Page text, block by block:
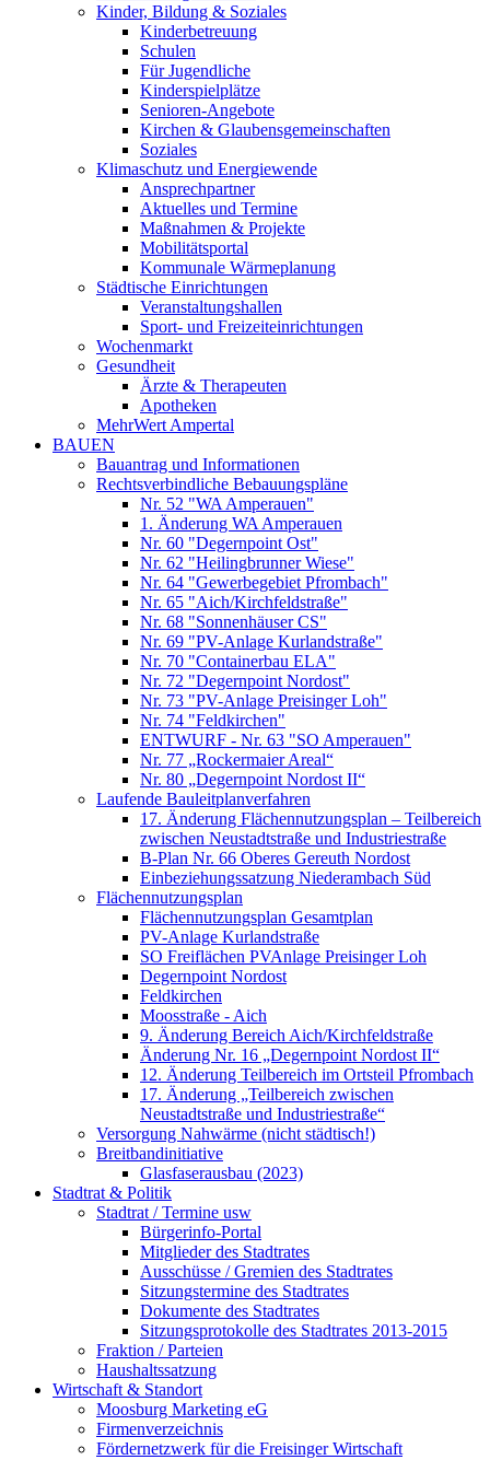
Kinder, Bildung & Soziales
Kinderbetreuung
Schulen
Für Jugendliche
Kinderspielplätze
Senioren-Angebote
Kirchen & Glaubensgemeinschaften
Soziales
Klimaschutz und Energiewende
Ansprechpartner
Aktuelles und Termine
Maßnahmen & Projekte
Mobilitätsportal
Kommunale Wärmeplanung
Städtische Einrichtungen
Veranstaltungshallen
Sport- und Freizeiteinrichtungen
Wochenmarkt
Gesundheit
Ärzte & Therapeuten
Apotheken
MehrWert Ampertal
BAUEN
Bauantrag und Informationen
Rechtsverbindliche Bebauungspläne
Nr. 52 "WA Amperauen"
1. Änderung WA Amperauen
Nr. 60 "Degernpoint Ost"
Nr. 62 "Heilingbrunner Wiese"
Nr. 64 "Gewerbegebiet Pfrombach"
Nr. 65 "Aich/Kirchfeldstraße"
Nr. 68 "Sonnenhäuser CS"
Nr. 69 "PV-Anlage Kurlandstraße"
Nr. 70 "Containerbau ELA"
Nr. 72 "Degernpoint Nordost"
Nr. 73 "PV-Anlage Preisinger Loh"
Nr. 74 "Feldkirchen"
ENTWURF - Nr. 63 "SO Amperauen"
Nr. 77 „Rockermaier Areal“
Nr. 80 „Degernpoint Nordost II“
Laufende Bauleitplanverfahren
17. Änderung Flächennutzungsplan – Teilbereich
zwischen Neustadtstraße und Industriestraße
B-Plan Nr. 66 Oberes Gereuth Nordost
Einbeziehungssatzung Niederambach Süd
Flächennutzungsplan
Flächennutzungsplan Gesamtplan
PV-Anlage Kurlandstraße
SO Freiflächen PV­Anlage Preisinger Loh
Degernpoint Nordost
Feldkirchen
Moosstraße - Aich
9. Änderung Bereich Aich/Kirchfeldstraße
Änderung Nr. 16 „Degernpoint Nordost II“
12. Änderung Teilbereich im Ortsteil Pfrombach
17. Änderung „Teilbereich zwischen
Neustadtstraße und Industriestraße“
Versorgung Nahwärme (nicht städtisch!)
Breitbandinitiative
Glasfaserausbau (2023)
Stadtrat & Politik
Stadtrat / Termine usw
Bürgerinfo-Portal
Mitglieder des Stadtrates
Ausschüsse / Gremien des Stadtrates
Sitzungstermine des Stadtrates
Dokumente des Stadtrates
Sitzungsprotokolle des Stadtrates 2013-2015
Fraktion / Parteien
Haushaltssatzung
Wirtschaft & Standort
Moosburg Marketing eG
Firmenverzeichnis
Fördernetzwerk für die Freisinger Wirtschaft